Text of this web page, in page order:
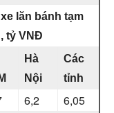
lăn bánh tạm
tỷ VNĐ
Hà
Nội
Các
tỉnh
6,2
6,05